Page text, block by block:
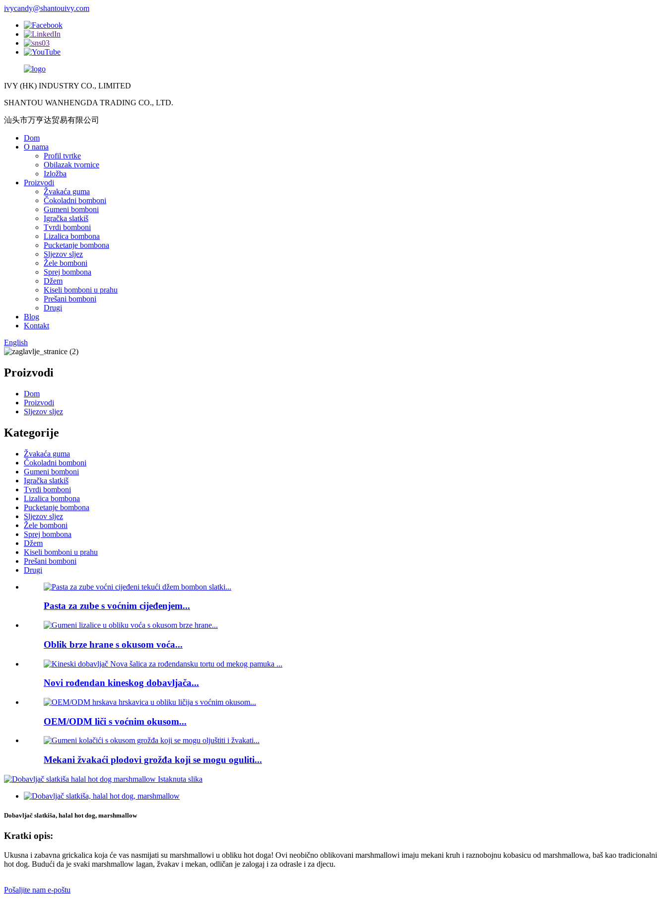
ivycandy@shantouivy.com
IVY (HK) INDUSTRY CO., LIMITED
SHANTOU WANHENGDA TRADING CO., LTD.
汕头市万亨达贸易有限公司
Dom
O nama
Profil tvrtke
Obilazak tvornice
Izložba
Proizvodi
Žvakaća guma
Čokoladni bomboni
Gumeni bomboni
Igračka slatkiš
Tvrdi bomboni
Lizalica bombona
Pucketanje bombona
Sljezov sljez
Žele bomboni
Sprej bombona
Džem
Kiseli bomboni u prahu
Prešani bomboni
Drugi
Blog
Kontakt
English
Proizvodi
Dom
Proizvodi
Sljezov sljez
Kategorije
Žvakaća guma
Čokoladni bomboni
Gumeni bomboni
Igračka slatkiš
Tvrdi bomboni
Lizalica bombona
Pucketanje bombona
Sljezov sljez
Žele bomboni
Sprej bombona
Džem
Kiseli bomboni u prahu
Prešani bomboni
Drugi
Pasta za zube s voćnim cijeđenjem...
Oblik brze hrane s okusom voća...
Novi rođendan kineskog dobavljača...
OEM/ODM liči s voćnim okusom...
Mekani žvakaći plodovi grožđa koji se mogu oguliti...
Dobavljač slatkiša, halal hot dog, marshmallow
Kratki opis:
Ukusna i zabavna grickalica koja će vas nasmijati su marshmallowi u obliku hot doga! Ovi neobično oblikovani marshmallowi imaju mekani kruh i raznobojnu kobasicu od marshmallowa, baš kao tradicionalni
hot dog. Budući da je svaki marshmallow lagan, žvakav i mekan, odličan je zalogaj i za odrasle i za djecu.
Pošaljite nam e-poštu